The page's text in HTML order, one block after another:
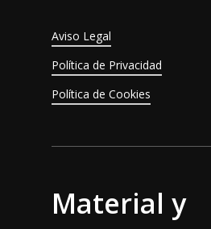
Aviso Legal
Política de Privacidad
Política de Cookies
Material y